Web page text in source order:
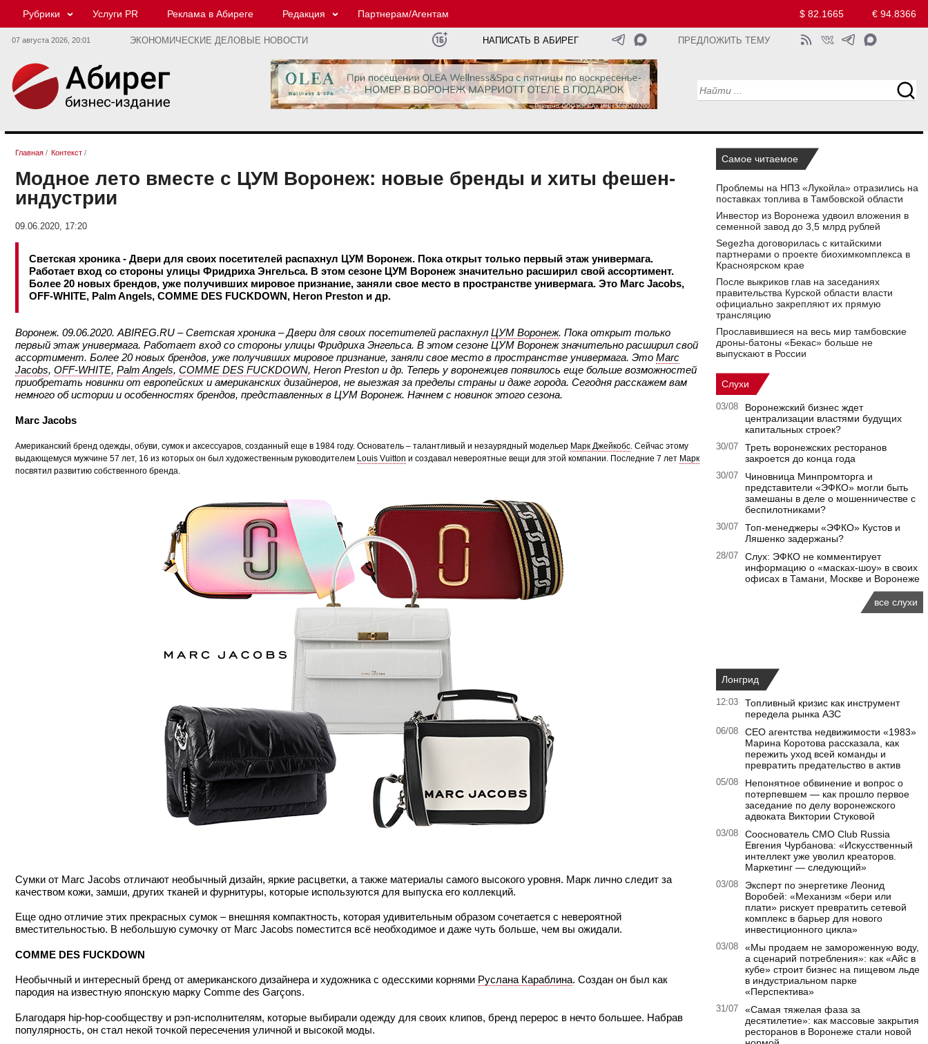
Рубрики Услуги PR Реклама в Абиреге Редакция Партнерам/Агентам $ 82.1665 € 94.8366
07 августа 2026, 20:01 ЭКОНОМИЧЕСКИЕ ДЕЛОВЫЕ НОВОСТИ НАПИСАТЬ В АБИРЕГ ПРЕДЛОЖИТЬ ТЕМУ
Главная / Контекст /
Модное лето вместе с ЦУМ Воронеж: новые бренды и хиты фешен-
индустрии
09.06.2020, 17:20
Светская хроника - Двери для своих посетителей распахнул ЦУМ Воронеж. Пока открыт только первый этаж универмага.
Работает вход со стороны улицы Фридриха Энгельса. В этом сезоне ЦУМ Воронеж значительно расширил свой ассортимент.
Более 20 новых брендов, уже получивших мировое признание, заняли свое место в пространстве универмага. Это Marc Jacobs,
OFF-WHITE, Palm Angels, COMME DES FUCKDOWN, Heron Preston и др.
Воронеж. 09.06.2020. ABIREG.RU – Светская хроника – Двери для своих посетителей распахнул ЦУМ Воронеж. Пока открыт только
первый этаж универмага. Работает вход со стороны улицы Фридриха Энгельса. В этом сезоне ЦУМ Воронеж значительно расширил свой
ассортимент. Более 20 новых брендов, уже получивших мировое признание, заняли свое место в пространстве универмага. Это Marc
Jacobs, OFF-WHITE, Palm Angels, COMME DES FUCKDOWN, Heron Preston и др. Теперь у воронежцев появилось еще больше возможностей
приобретать новинки от европейских и американских дизайнеров, не выезжая за пределы страны и даже города. Сегодня расскажем вам
немного об истории и особенностях брендов, представленных в ЦУМ Воронеж. Начнем с новинок этого сезона.
Marc Jacobs
Американский бренд одежды, обуви, сумок и аксессуаров, созданный еще в 1984 году. Основатель – талантливый и незаурядный модельер Марк Джейкобс. Сейчас этому
выдающемуся мужчине 57 лет, 16 из которых он был художественным руководителем Louis Vuitton и создавал невероятные вещи для этой компании. Последние 7 лет Марк
посвятил развитию собственного бренда.
Сумки от Marc Jacobs отличают необычный дизайн, яркие расцветки, а также материалы самого высокого уровня. Марк лично следит за
качеством кожи, замши, других тканей и фурнитуры, которые используются для выпуска его коллекций.
Еще одно отличие этих прекрасных сумок – внешняя компактность, которая удивительным образом сочетается с невероятной
вместительностью. В небольшую сумочку от Marc Jacobs поместится всё необходимое и даже чуть больше, чем вы ожидали.
COMME DES FUCKDOWN
Необычный и интересный бренд от американского дизайнера и художника с одесскими корнями Руслана Караблина. Создан он был как
пародия на известную японскую марку Comme des Garçons.
Благодаря hip-hop-сообществу и рэп-исполнителям, которые выбирали одежду для своих клипов, бренд перерос в нечто большее. Набрав
популярность, он стал некой точкой пересечения уличной и высокой моды.
Самое читаемое
Проблемы на НПЗ «Лукойла» отразились на
поставках топлива в Тамбовской области
Инвестор из Воронежа удвоил вложения в
семенной завод до 3,5 млрд рублей
Segezha договорилась с китайскими
партнерами о проекте биохимкомплекса в
Красноярском крае
После выкриков глав на заседаниях
правительства Курской области власти
официально закрепляют их прямую
трансляцию
Прославившиеся на весь мир тамбовские
дроны-батоны «Бекас» больше не
выпускают в России
Слухи
03/08
Воронежский бизнес ждет
централизации властями будущих
капитальных строек?
30/07
Треть воронежских ресторанов
закроется до конца года
30/07
Чиновница Минпромторга и
представители «ЭФКО» могли быть
замешаны в деле о мошенничестве с
беспилотниками?
30/07
Топ-менеджеры «ЭФКО» Кустов и
Ляшенко задержаны?
28/07
Слух: ЭФКО не комментирует
информацию о «масках-шоу» в своих
офисах в Тамани, Москве и Воронеже
все слухи
Лонгрид
12:03
Топливный кризис как инструмент
передела рынка АЗС
06/08
CEO агентства недвижимости «1983»
Марина Коротова рассказала, как
пережить уход всей команды и
превратить предательство в актив
05/08
Непонятное обвинение и вопрос о
потерпевшем — как прошло первое
заседание по делу воронежского
адвоката Виктории Стуковой
03/08
Сооснователь CMO Club Russia
Евгения Чурбанова: «Искусственный
интеллект уже уволил креаторов.
Маркетинг — следующий»
03/08
Эксперт по энергетике Леонид
Воробей: «Механизм «бери или
плати» рискует превратить сетевой
комплекс в барьер для нового
инвестиционного цикла»
03/08
«Мы продаем не замороженную воду,
а сценарий потребления»: как «Айс в
кубе» строит бизнес на пищевом льде
в индустриальном парке
«Перспектива»
31/07
«Самая тяжелая фаза за
десятилетие»: как массовые закрытия
ресторанов в Воронеже стали новой